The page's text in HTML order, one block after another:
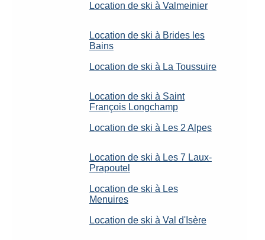
Location de ski à Valmeinier
Location de ski à Brides les
Bains
Location de ski à La Toussuire
Location de ski à Saint
François Longchamp
Location de ski à Les 2 Alpes
Location de ski à Les 7 Laux-
Prapoutel
Location de ski à Les
Menuires
Location de ski à Val d'Isère